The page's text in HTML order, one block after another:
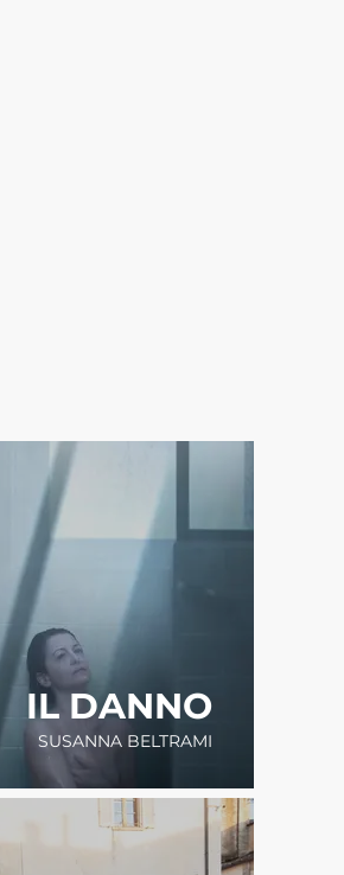
IL DANNO
SUSANNA BELTRAMI